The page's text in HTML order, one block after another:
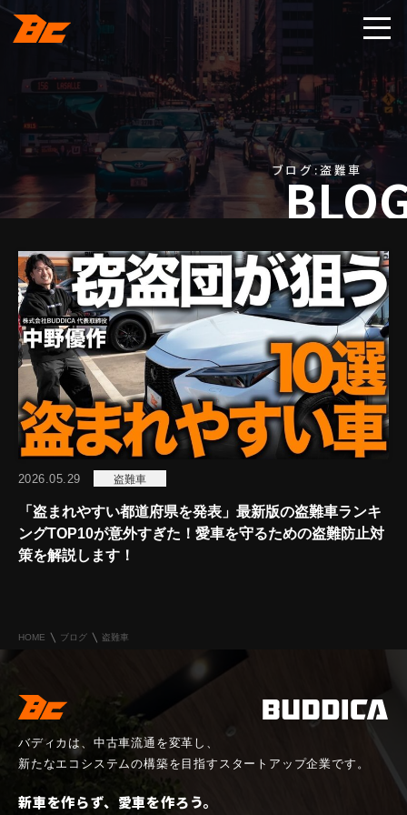
ブログ:盗難車
2026.05.29 盗難車
「盗まれやすい都道府県を発表」最新版の盗難車ランキ
ングTOP10が意外すぎた！愛車を守るための盗難防止対
策を解説します！
HOME ブログ 盗難車
バディカは、中古車流通を変革し、
新たなエコシステムの構築を目指すスタートアップ企業です。
新車を作らず、愛車を作ろう。